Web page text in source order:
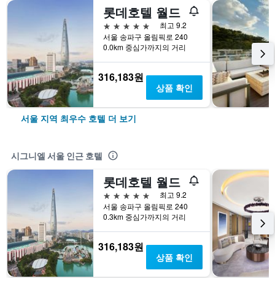
롯데호텔 월드
5성급
최고 9.2
서울 송파구 올림픽로 240
0.0km 중심가까지의 거리
316,183원
상품 확인
서울 지역 최우수 호텔 더 보기
시그니엘 서울 인근 호텔
롯데호텔 월드
5성급
최고 9.2
서울 송파구 올림픽로 240
0.3km 중심가까지의 거리
316,183원
상품 확인